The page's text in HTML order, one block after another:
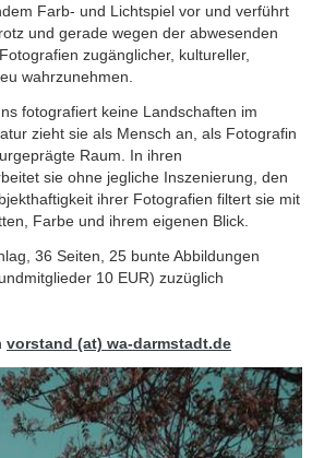
Farb- und Lichtspiel vor und verführt
und gerade wegen der abwesenden
zugänglicher, kultureller,
wahrzunehmen.
fotografiert keine Landschaften im
zieht sie als Mensch an, als Fotografin
Raum. In ihren
sie ohne jegliche Inszenierung, den
ihrer Fotografien filtert sie mit
Farbe und ihrem eigenen Blick.
36 Seiten, 25 bunte Abbildungen
10 EUR) zuzüglich
vorstand (at) wa-darmstadt.de